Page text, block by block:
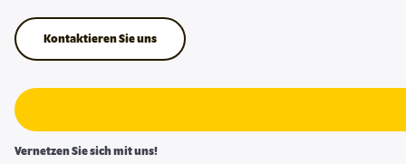
Kontaktieren Sie uns
Vernetzen Sie sich mit uns!